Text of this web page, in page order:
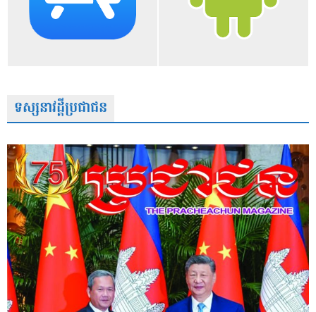
ទស្សនាវដ្តីប្រជាជន